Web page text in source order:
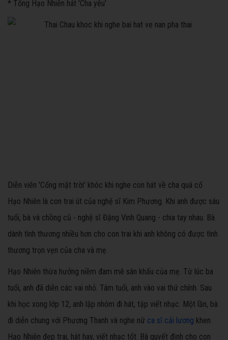
* Tống Hạo Nhiên hát 'Cha yêu'
Diễn viên 'Cổng mặt trời' khóc khi nghe con hát về cha quá cố
Hạo Nhiên là con trai út của nghệ sĩ Kim Phương. Khi anh được sáu
tuổi, bà và chồng cũ - nghệ sĩ Đặng Vinh Quang - chia tay nhau. Bà
dành tình thương nhiều hơn cho con trai khi anh không có được tình
thương trọn vẹn của cha và mẹ.
Hạo Nhiên thừa hưởng niềm đam mê sân khấu của mẹ. Từ lúc ba
tuổi, anh đã diễn các vai nhỏ. Tám tuổi, anh vào vai thứ chính. Sau
khi học xong lớp 12, anh lập nhóm đi hát, tập viết nhạc. Một lần, bà
đi diễn chung với Phương Thanh và nghe nữ ca sĩ cải lương khen
Hạo Nhiên đẹp trai, hát hay, viết nhạc tốt. Bà quyết định cho con